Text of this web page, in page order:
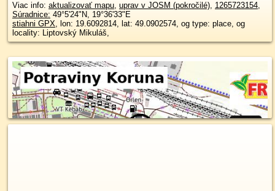
Viac info: aktualizovať mapu, uprav v JOSM (pokročilé), 1265723154,
Súradnice: 49°5'24"N, 19°36'33"E
stiahni GPX, lon: 19.6092814, lat: 49.0902574, og type: place, og
locality: Liptovský Mikuláš,